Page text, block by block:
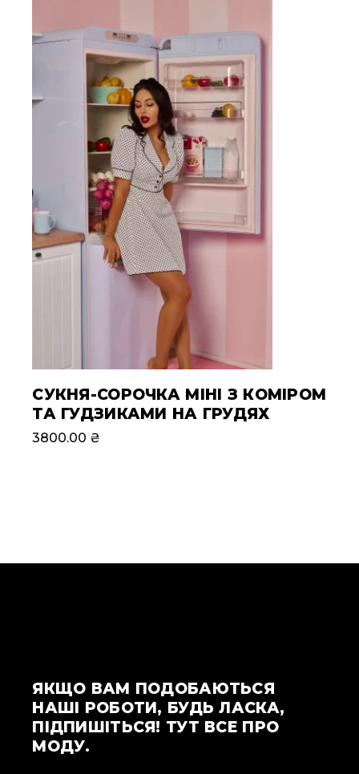
СУКНЯ-СОРОЧКА МІНІ З КОМІРОМ
ТА ГУДЗИКАМИ НА ГРУДЯХ
3800.00 ₴
ЯКЩО ВАМ ПОДОБАЮТЬСЯ
НАШІ РОБОТИ, БУДЬ ЛАСКА,
ПІДПИШІТЬСЯ! ТУТ ВСЕ ПРО
МОДУ.